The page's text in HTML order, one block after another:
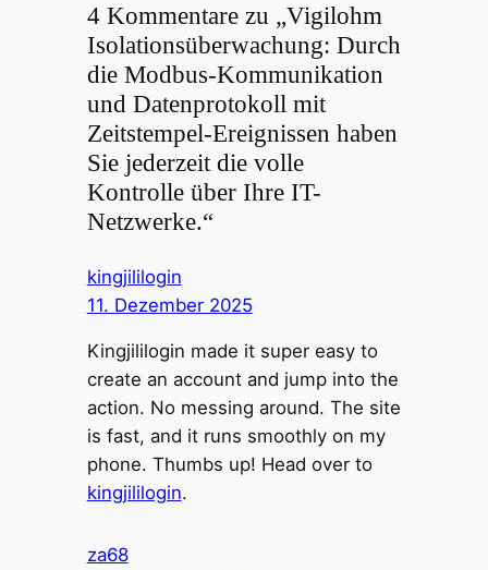
4 Kommentare zu „Vigilohm
Isolationsüberwachung: Durch
die Modbus-Kommunikation
und Datenprotokoll mit
Zeitstempel-Ereignissen haben
Sie jederzeit die volle
Kontrolle über Ihre IT-
Netzwerke.“
kingjililogin
11. Dezember 2025
Kingjililogin made it super easy to
create an account and jump into the
action. No messing around. The site
is fast, and it runs smoothly on my
phone. Thumbs up! Head over to
kingjililogin.
za68